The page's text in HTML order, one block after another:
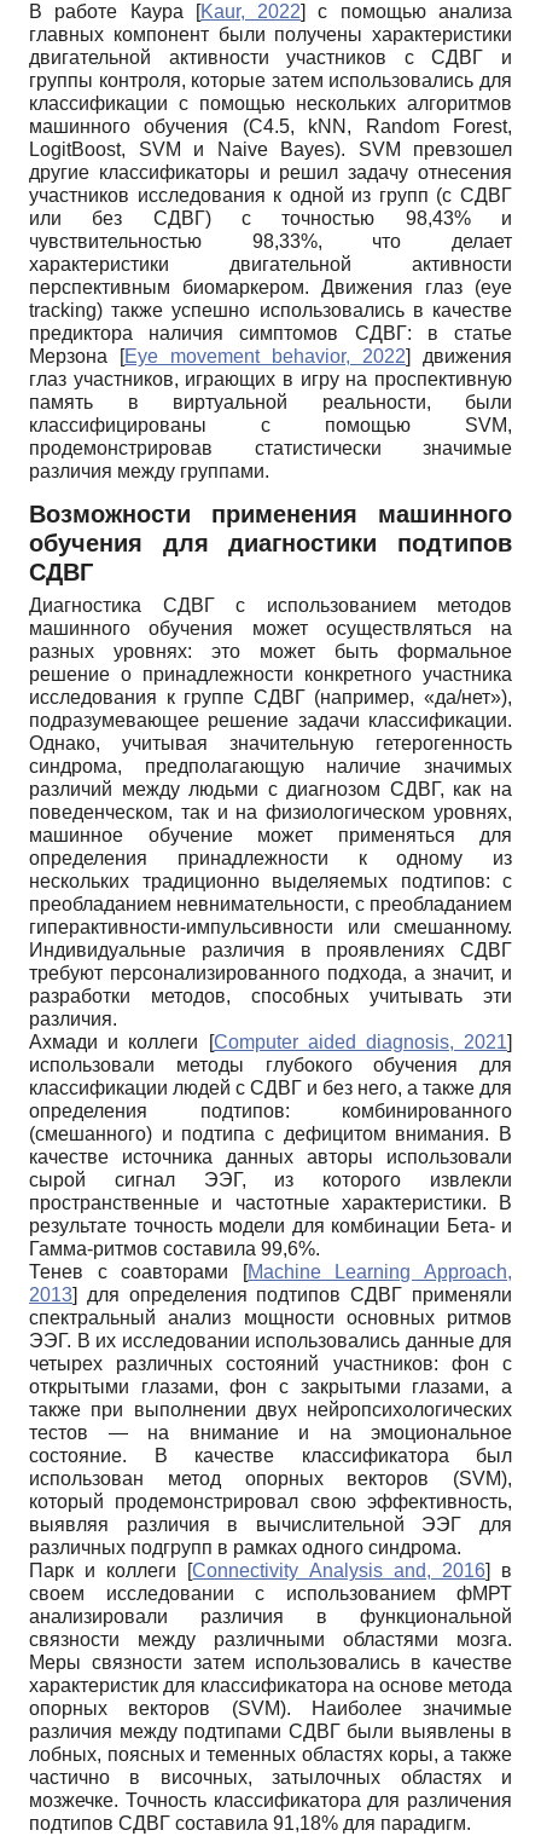
В работе Каура [Kaur, 2022]
с помощью анализа
главных компонент были получены характеристики
двигательной активности участников с СДВГ и
группы контроля, которые затем использовались для
классификации с помощью нескольких алгоритмов
машинного обучения (C4.5, kNN, Random Forest,
LogitBoost, SVM и Naive Bayes). SVM превзошел
другие классификаторы и решил задачу отнесения
участников исследования к одной из групп (с СДВГ
или без СДВГ) с точностью 98,43% и
чувствительностью 98,33%, что делает
характеристики двигательной активности
перспективным биомаркером. Движения глаз (eye
tracking) также успешно использовались в качестве
предиктора наличия симптомов СДВГ: в статье
Мерзона
[Eye movement behavior, 2022]
движения
глаз участников, играющих в игру на проспективную
память в виртуальной реальности, были
классифицированы с помощью SVM,
продемонстрировав статистически значимые
различия между группами.
Возможности применения машинного
обучения для диагностики подтипов
СДВГ
Диагностика СДВГ с использованием методов
машинного обучения может осуществляться на
разных уровнях: это может быть формальное
решение о принадлежности конкретного участника
исследования к группе СДВГ (например, «да/нет»),
подразумевающее решение задачи классификации.
Однако, учитывая значительную гетерогенность
синдрома, предполагающую наличие значимых
различий между людьми с диагнозом СДВГ, как на
поведенческом, так и на физиологическом уровнях,
машинное обучение может применяться для
определения принадлежности к одному из
нескольких традиционно выделяемых подтипов: с
преобладанием невнимательности, с преобладанием
гиперактивности-импульсивности или смешанному.
Индивидуальные различия в проявлениях СДВГ
требуют персонализированного подхода, а значит, и
разработки методов, способных учитывать эти
различия.
Ахмади и коллеги
[Computer aided diagnosis, 2021]
использовали методы глубокого обучения для
классификации людей с СДВГ и без него, а также для
определения подтипов: комбинированного
(смешанного) и подтипа с дефицитом внимания. В
качестве источника данных авторы использовали
сырой сигнал ЭЭГ, из которого извлекли
пространственные и частотные характеристики. В
результате точность модели для комбинации Бета- и
Гамма-ритмов составила 99,6%.
Тенев с соавторами
[Machine Learning Approach,
2013]
для определения подтипов СДВГ применяли
спектральный анализ мощности основных ритмов
ЭЭГ. В их исследовании использовались данные для
четырех различных состояний участников: фон с
открытыми глазами, фон с закрытыми глазами, а
также при выполнении двух нейропсихологических
тестов — на внимание и на эмоциональное
состояние. В качестве классификатора был
использован метод опорных векторов (SVM),
который продемонстрировал свою эффективность,
выявляя различия в вычислительной ЭЭГ для
различных подгрупп в рамках одного синдрома.
Парк и коллеги [Connectivity Analysis and, 2016]
в
своем исследовании с использованием фМРТ
анализировали различия в функциональной
связности между различными областями мозга.
Меры связности затем использовались в качестве
характеристик для классификатора на основе метода
опорных векторов (SVM). Наиболее значимые
различия между подтипами СДВГ были выявлены в
лобных, поясных и теменных областях коры, а также
частично в височных, затылочных областях и
мозжечке. Точность классификатора для различения
подтипов СДВГ составила 91,18% для парадигм.